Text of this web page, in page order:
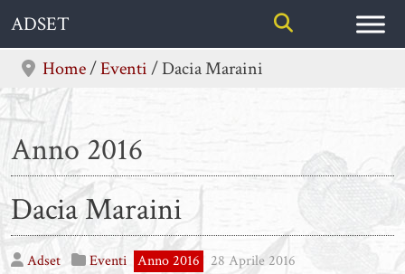
Skip
content
ADSET
Home/Eventi/Dacia Maraini
Anno 2016
Dacia Maraini
Adset Eventi Anno 2016
28 Aprile 2016